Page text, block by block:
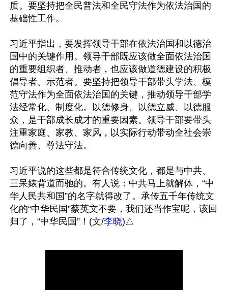
质。要坚持把全民普法和全民守法作为依法治国的
基础性工作。
习近平指出，要发挥领导干部在依法治国和以德治
国中的关键作用。领导干部既应该做全面依法治国
的重要组织者、推动者，也应该做道德建设的积极
倡导者、示范者。要坚持把领导干部带头学法、模
范守法作为全面依法治国的关键，推动领导干部学
法经常化、制度化。以德修身、以德立威、以德服
众，是干部成长成才的重要因素。领导干部要带头
注重家庭、家教、家风，以实际行动带动全社会崇
德向善、尊法守法。
习近平说的这些都是符合传统文化，都是与中共、
三呆婊背道而驰的。有人说：中共马上就解体，“中
华人民共和国”的名字就得改了。承传五千年传统文
化的“中华民国”蔡英文不要，我们还当作宝呢，该回
归了，“中华民国”！(文/李晓